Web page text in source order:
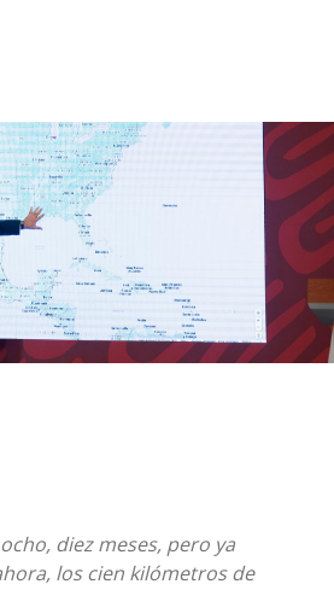
diez meses, pero ya
los cien kilómetros de